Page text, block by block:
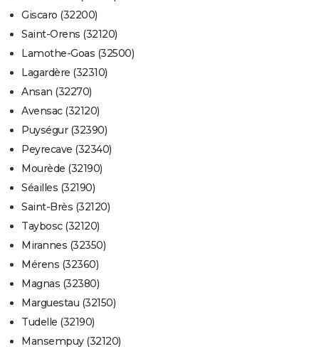
Giscaro (32200)
Saint-Orens (32120)
Lamothe-Goas (32500)
Lagardère (32310)
Ansan (32270)
Avensac (32120)
Puységur (32390)
Peyrecave (32340)
Mourède (32190)
Séailles (32190)
Saint-Brès (32120)
Taybosc (32120)
Mirannes (32350)
Mérens (32360)
Magnas (32380)
Marguestau (32150)
Tudelle (32190)
Mansempuy (32120)